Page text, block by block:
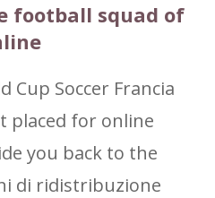
football squad of
Cup Soccer Francia
placed for online
you back to the
di ridistribuzione